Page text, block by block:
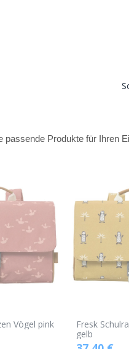
passende Produkte für Ihren
Vögel pink
Fresk
gelb